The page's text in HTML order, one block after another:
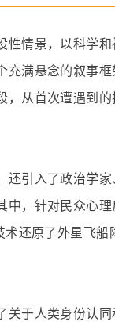
情景，以科学
满悬念的叙事
从首次遭遇到
引入了政治学
，针对民众心
还原了外星飞
于人类身份认